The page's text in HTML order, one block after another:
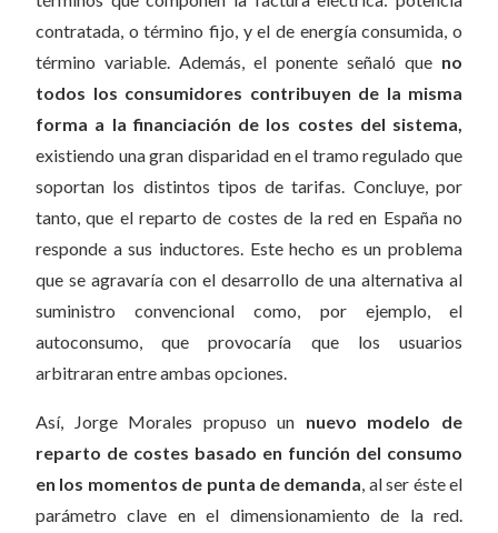
contratada, o término fijo, y el de energía consumida, o
término variable. Además, el ponente señaló que no
todos los consumidores contribuyen de la misma
forma a la financiación de los costes del sistema,
existiendo una gran disparidad en el tramo regulado que
soportan los distintos tipos de tarifas. Concluye, por
tanto, que el reparto de costes de la red en España no
responde a sus inductores. Este hecho es un problema
que se agravaría con el desarrollo de una alternativa al
suministro convencional como, por ejemplo, el
autoconsumo, que provocaría que los usuarios
arbitraran entre ambas opciones.
Así, Jorge Morales propuso un nuevo modelo de
reparto de costes basado en función del consumo
en los momentos de punta de demanda , al ser éste el
parámetro clave en el dimensionamiento de la red.